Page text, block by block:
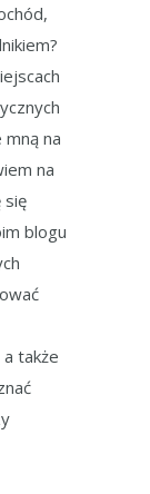
na
na
się
blogu
a także